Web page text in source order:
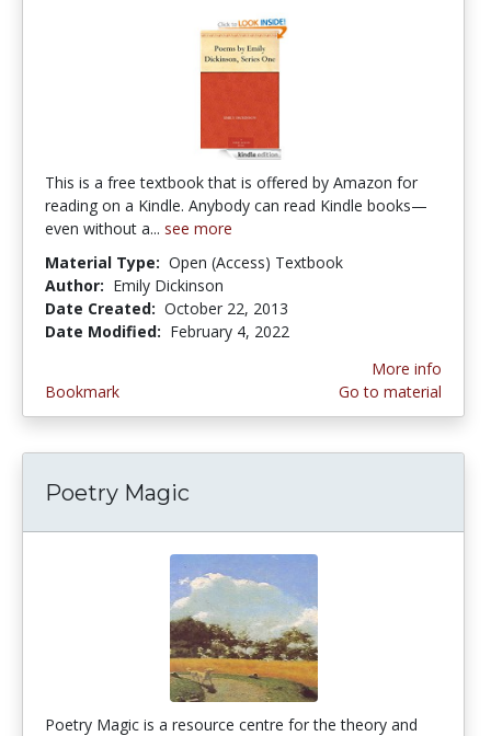
This is a free textbook that is offered by Amazon for
reading on a Kindle. Anybody can read Kindle books—
even without a... see more
Material Type: Open (Access) Textbook
Author: Emily Dickinson
Date Created: October 22, 2013
Date Modified: February 4, 2022
Bookmark
More info
Go to material
Poetry Magic
Poetry Magic is a resource centre for the theory and